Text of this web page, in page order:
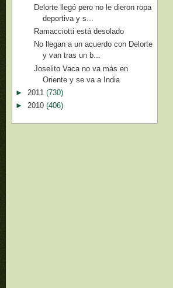
Delorte llegó pero no le dieron ropa
deportiva y s...
Ramacciotti está desolado
No llegan a un acuerdo con Delorte
y van tras un b...
Joselito Vaca no va más en
Oriente y se va a India
► 2011 (730)
► 2010 (406)